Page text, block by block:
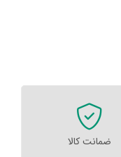
ضمانت کالا